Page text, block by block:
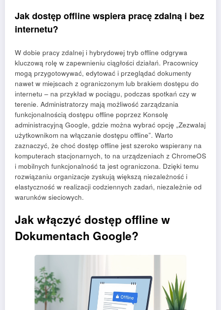
Jak dostęp offline wspiera pracę zdalną i bez
internetu?
W dobie pracy zdalnej i hybrydowej tryb offline odgrywa
kluczową rolę w zapewnieniu ciągłości działań. Pracownicy
mogą przygotowywać, edytować i przeglądać dokumenty
nawet w miejscach z ograniczonym lub brakiem dostępu do
internetu – na przykład w pociągu, podczas spotkań czy w
terenie. Administratorzy mają możliwość zarządzania
funkcjonalnością dostępu offline poprzez Konsolę
administracyjną Google, gdzie można wybrać opcję „Zezwalaj
użytkownikom na włączanie dostępu offline”. Warto
zaznaczyć, że choć dostęp offline jest szeroko wspierany na
komputerach stacjonarnych, to na urządzeniach z ChromeOS
i mobilnych funkcjonalność ta jest ograniczona. Dzięki temu
rozwiązaniu organizacje zyskują większą niezależność i
elastyczność w realizacji codziennych zadań, niezależnie od
warunków sieciowych.
Jak włączyć dostęp offline w
Dokumentach Google?